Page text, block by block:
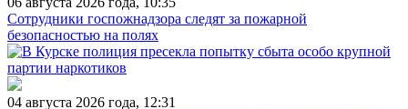
Сотрудники госпожнадзора следят за пожарной
безопасностью на полях
04 августа 2026 года, 12:31